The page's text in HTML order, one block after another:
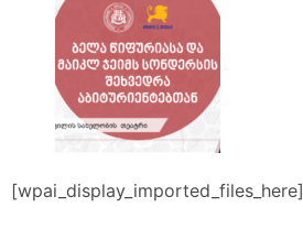
[wpai_display_imported_files_here]